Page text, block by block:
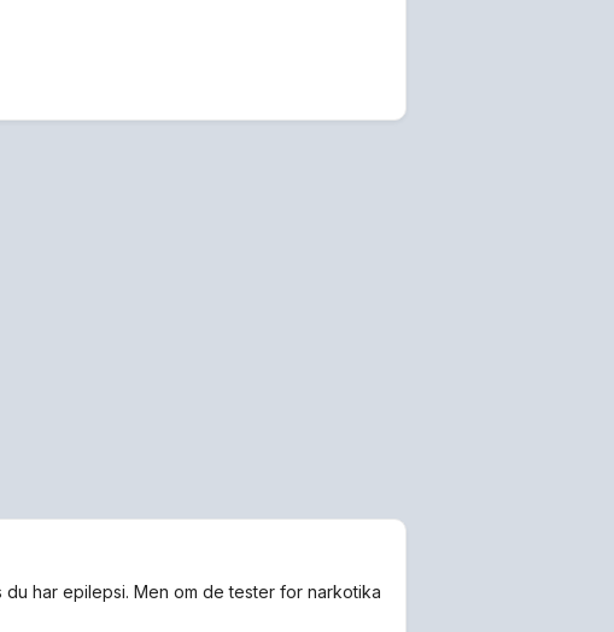
har epilepsi. Men om de tester for narkotika